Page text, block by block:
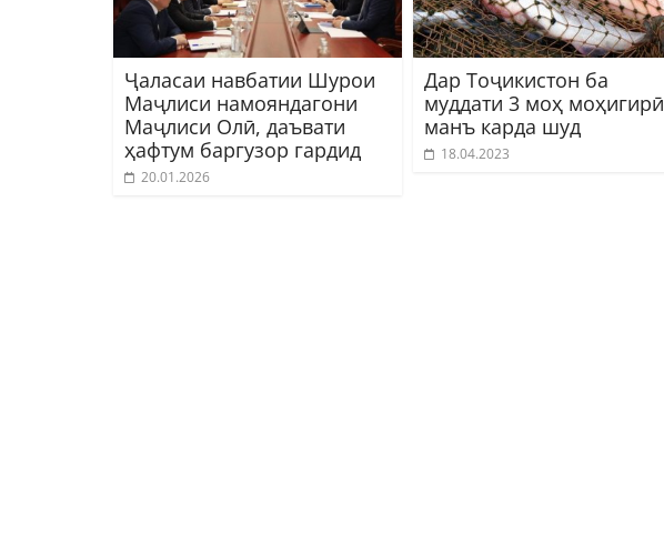
Ҷаласаи навбатии Шурои
Маҷлиси намояндагони
Маҷлиси Олӣ, даъвати
ҳафтум баргузор гардид
20.01.2026
Дар Тоҷикистон ба
муддати 3 моҳ моҳигирӣ
манъ карда шуд
18.04.2023